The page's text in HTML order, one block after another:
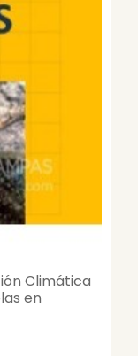
Climática
en